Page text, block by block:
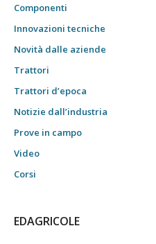
Componenti
Innovazioni tecniche
Novità dalle aziende
Trattori
Trattori d’epoca
Notizie dall’industria
Prove in campo
Video
Corsi
EDAGRICOLE